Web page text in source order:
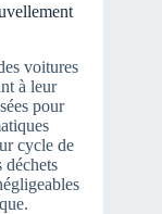
voitures
à leur
pour
cycle de
déchets